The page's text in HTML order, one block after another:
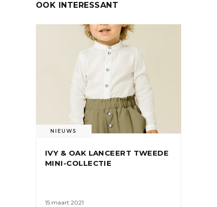
OOK INTERESSANT
NIEUWS
IVY & OAK LANCEERT TWEEDE
MINI-COLLECTIE
15 maart 2021